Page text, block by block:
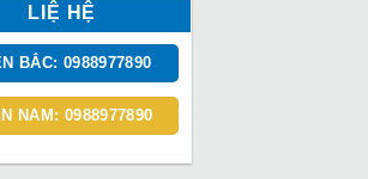
LIỆ HỆ
BẮC: 0988977890
NAM: 0988977890